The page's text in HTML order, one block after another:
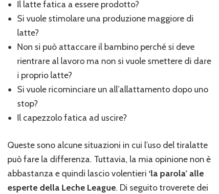
Il latte fatica a essere prodotto?
Si vuole stimolare una produzione maggiore di
latte?
Non si può attaccare il bambino perché si deve
rientrare al lavoro ma non si vuole smettere di dare
i proprio latte?
Si vuole ricominciare un all’allattamento dopo uno
stop?
Il capezzolo fatica ad uscire?
Queste sono alcune situazioni in cui l’uso del tiralatte
può fare la differenza. Tuttavia, la mia opinione non è
abbastanza e quindi lascio volentieri ‘la parola’ alle
esperte della Leche League. Di seguito troverete dei